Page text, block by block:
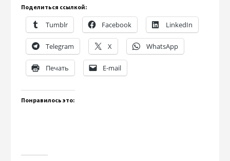
Поделиться ссылкой:
Tumblr Facebook LinkedIn
Telegram X WhatsApp
Печать E-mail
Понравилось это: